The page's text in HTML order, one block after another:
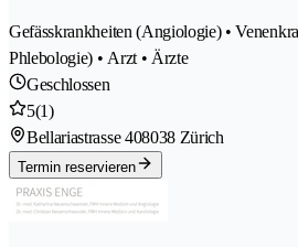
Gefässkrankheiten (Angiologie) •
Phlebologie) • Arzt • Ärzte
Geschlossen
5(1)
Bellariastrasse 408038 Zürich
Termin reservieren